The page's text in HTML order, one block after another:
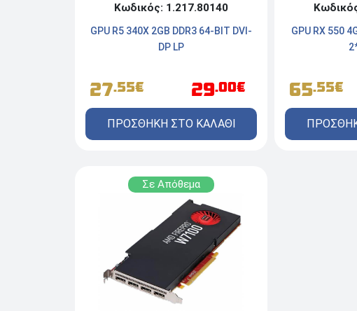
Κωδικός: 1.217.80140
GPU R5 340X 2GB DDR3 64-BIT DVI-
DP LP
27.55€ 29.00€
ΠΡΟΣΘΗΚΗ ΣΤΟ ΚΑΛΑΘΙ
GPU RX 550
65.55€
Σε Απόθεμα